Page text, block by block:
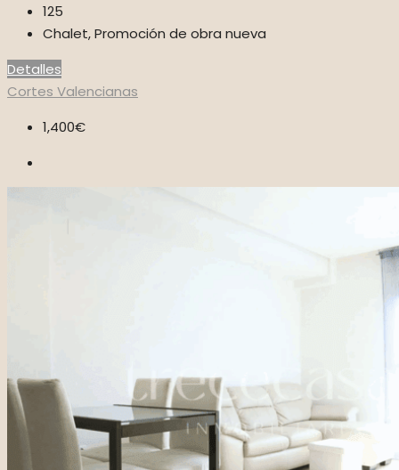
125
Chalet, Promoción de obra nueva
Detalles
Cortes Valencianas
1,400€